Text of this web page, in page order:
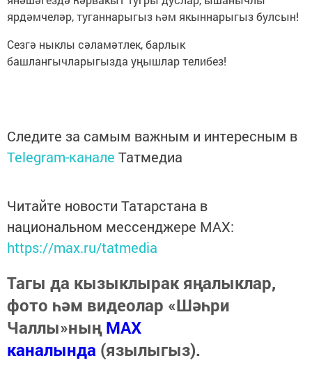
ярдәмчеләр, туганнарыгыз һәм якыннарыгыз булсын!
Сезгә ныклы сәламәтлек, барлык
башлангычларыгызда уңышлар телибез!
Следите за самым важным и интересным в
Telegram-канале Татмедиа
Читайте новости Татарстана в
национальном мессенджере MАХ:
https://max.ru/tatmedia
Тагы да кызыклырак яңалыклар,
фото һәм видеолар «Шәһри
Чаллы»ныңMAX
каналында (язылыгыз).